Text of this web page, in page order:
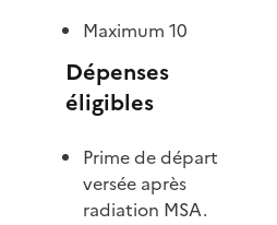
Maximum 10
Dépenses
éligibles
Prime de départ
versée après
radiation MSA.